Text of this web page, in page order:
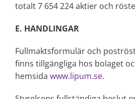
totalt 7 654 224 aktier och
E. HANDLINGAR
Fullmaktsformulär och
finns tillgängliga hos bolaget
hemsida www.lipum.se.